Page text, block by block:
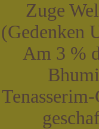
Zuge
(Gedenken
Am 3 %